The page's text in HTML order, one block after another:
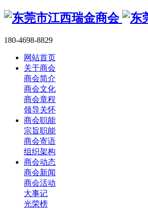
180-4698-8829
网站首页
关于商会
商会简介
商会文化
商会章程
领导关怀
商会职能
宗旨职能
商会寄语
组织架构
商会动态
商会新闻
商会活动
大事记
光荣榜